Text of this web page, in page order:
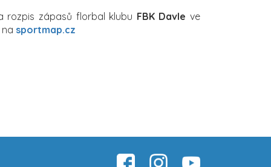
rozpis zápasů florbal klubu FBK Davle ve
sportmap.cz